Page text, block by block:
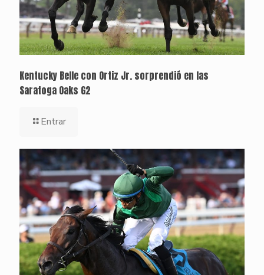
Kentucky Belle con Ortiz Jr. sorprendió en las
Saratoga Oaks G2
Entrar